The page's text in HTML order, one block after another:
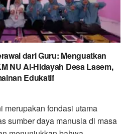
dari Guru: Menguatkan
NU Al-Hidayah Desa Lasem,
Edukatif
merupakan fondasi utama
sumber daya manusia di masa